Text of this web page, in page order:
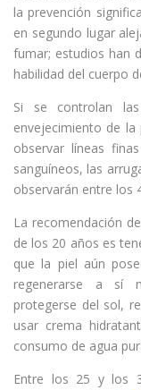
la prevención
en segundo lugar
fumar; estudios han
habilidad del cuerpo
Si se controlan
envejecimiento de
observar líneas
sanguíneos, las
observarán entre los
La recomendación
de los 20 años es
que la piel aún
regenerarse a sí
protegerse del sol,
usar crema
consumo de agua
Entre los 25 y los